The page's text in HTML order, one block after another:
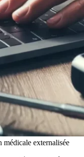
médicale externalisée